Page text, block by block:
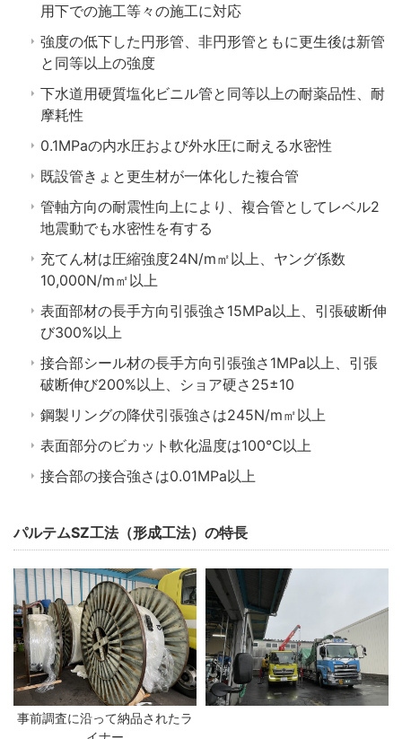
用下での施工等々の施工に対応
強度の低下した円形管、非円形管ともに更生後は新管
と同等以上の強度
下水道用硬質塩化ビニル管と同等以上の耐薬品性、耐
摩耗性
0.1MPaの内水圧および外水圧に耐える水密性
既設管きょと更生材が一体化した複合管
管軸方向の耐震性向上により、複合管としてレベル2
地震動でも水密性を有する
充てん材は圧縮強度24N/m㎡以上、ヤング係数
10,000N/m㎡以上
表面部材の長手方向引張強さ15MPa以上、引張破断伸
び300%以上
接合部シール材の長手方向引張強さ1MPa以上、引張
破断伸び200%以上、ショア硬さ25±10
鋼製リングの降伏引張強さは245N/m㎡以上
表面部分のビカット軟化温度は100℃以上
接合部の接合強さは0.01MPa以上
パルテムSZ工法（形成工法）の特長
事前調査に沿って納品されたラ